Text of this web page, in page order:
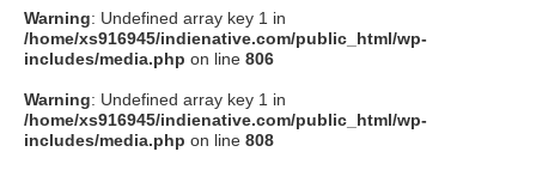
Facebook
Warning: Undefined array key 1 in
/home/xs916945/indienative.com/public_html/wp-
includes/media.php on line 806
Warning: Undefined array key 1 in
/home/xs916945/indienative.com/public_html/wp-
includes/media.php on line 808